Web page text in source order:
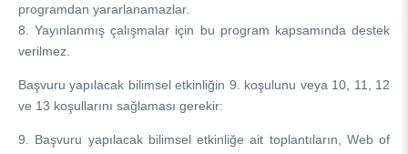
programdan yararlanamazlar.
8. Yayınlanmış çalışmalar için bu program kapsamında destek
verilmez.
Başvuru yapılacak bilimsel etkinliğin 9. koşulunu veya 10, 11, 12
ve 13 koşullarını sağlaması gerekir:
9. Başvuru yapılacak bilimsel etkinliğe ait toplantıların, Web of